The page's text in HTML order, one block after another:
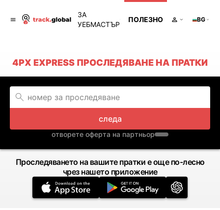
ЗА
УЕБМАСТЪР
ПОЛЕЗНО BG
4PX EXPRESS ПРОСЛЕДЯВАНЕ НА ПРАТКИ
следа
отворете оферта на партньор
Проследяването на вашите пратки е още по-лесно
чрез нашето приложение